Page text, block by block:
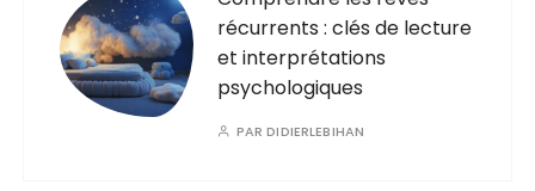
récurrents : clés de lecture
et interprétations
psychologiques
PARDIDIERLEBIHAN